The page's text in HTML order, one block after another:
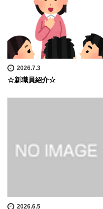
2026.7.3
☆新職員紹介☆
2026.6.5